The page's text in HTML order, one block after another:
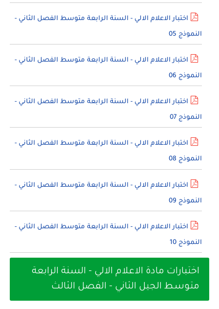
اختبار الاعلام الالي - السنة الرابعة متوسط الفصل الثاني -
النموذج 05
اختبار الاعلام الالي - السنة الرابعة متوسط الفصل الثاني -
النموذج 06
اختبار الاعلام الالي - السنة الرابعة متوسط الفصل الثاني -
النموذج 07
اختبار الاعلام الالي - السنة الرابعة متوسط الفصل الثاني -
النموذج 08
اختبار الاعلام الالي - السنة الرابعة متوسط الفصل الثاني -
النموذج 09
اختبار الاعلام الالي - السنة الرابعة متوسط الفصل الثاني -
النموذج 10
اختبارات مادة الاعلام الالي - السنة الرابعة
متوسط الجيل الثاني - الفصل الثالث